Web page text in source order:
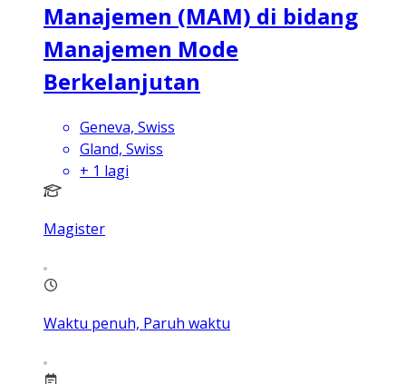
Manajemen (MAM) di bidang
Manajemen Mode
Berkelanjutan
Geneva, Swiss
Gland, Swiss
+ 1 lagi
Magister
Waktu penuh, Paruh waktu